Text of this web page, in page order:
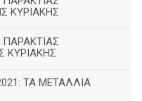
ΚΥΡΙΑΚΗΣ
ΚΥΡΙΑΚΗΣ
ΤΑ ΜΕΤΑΛΛΙΑ